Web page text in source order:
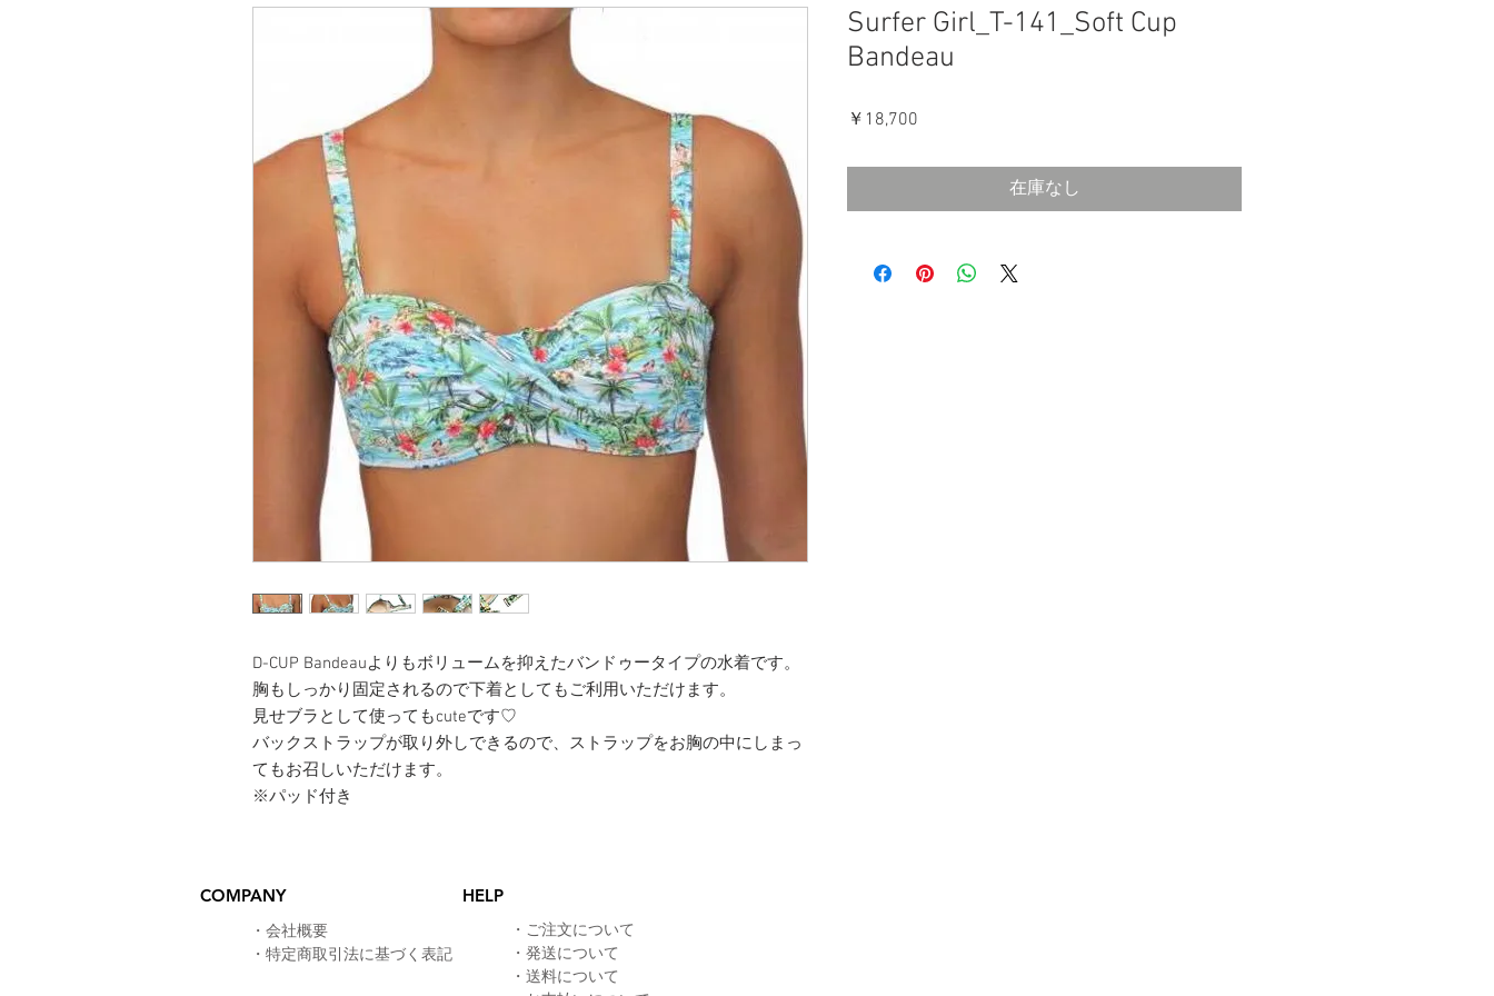
D-CUP Bandeauよりもボリュームを抑えたバンドゥータイプの水着です。
胸もしっかり固定されるので下着としてもご利用いただけます。
​見せブラとして使ってもcuteです♡
バックストラップが取り外しできるので、ストラップをお胸の中にしまっ
てもお召しいただけます。
※パッド付き
Surfer Girl_T-141_Soft Cup
Bandeau
￥18,700
在庫なし
COMPANY HELP
​・ 会社概要
・ 特定商取引法に基づく表記
・ ご注文について
・ 発送について
​・ 送料について